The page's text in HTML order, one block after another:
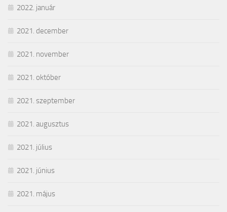
2022. január
2021. december
2021. november
2021. október
2021. szeptember
2021. augusztus
2021. július
2021. június
2021. május